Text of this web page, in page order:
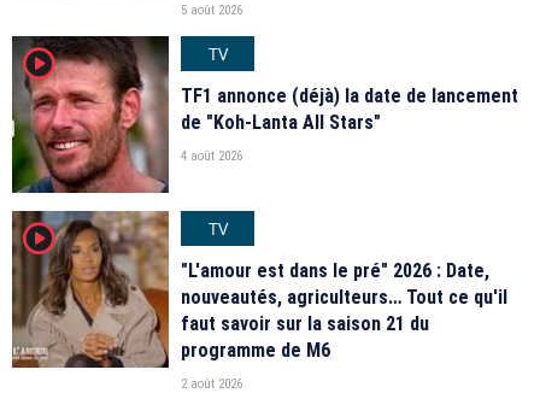
5 août 2026
player2
TV
TF1 annonce (déjà) la date de lancement
de "Koh-Lanta All Stars"
4 août 2026
player2
TV
"L'amour est dans le pré" 2026 : Date,
nouveautés, agriculteurs… Tout ce qu'il
faut savoir sur la saison 21 du
programme de M6
2 août 2026